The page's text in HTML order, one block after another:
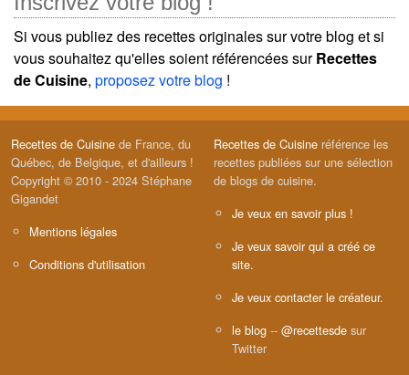
Si vous publiez des recettes originales sur votre blog et si
vous souhaitez qu'elles soient référencées surRecettes
de Cuisine, proposez votre blog !
Recettes de Cuisine de France, du
Québec, de Belgique, et d'ailleurs !
Copyright © 2010 - 2024 Stéphane
Gigandet
Mentions légales
Conditions d'utilisation
Recettes de Cuisine référence les
recettes publiées sur une sélection
de blogs de cuisine.
Je veux en savoir plus !
Je veux savoir qui a créé ce
site.
Je veux contacter le créateur.
le blog -- @recettesde sur
Twitter